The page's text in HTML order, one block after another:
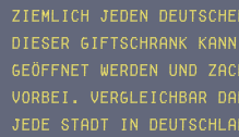
ziemlich jeden
Dieser Giftschrank
geöffnet werden und
vorbei. Vergleichbar
jede Stadt in